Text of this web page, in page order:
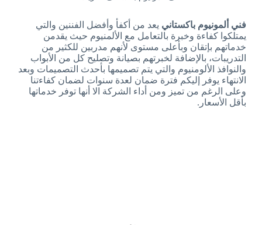
فني ألمونيوم باكستاني يعد من أكفأ وأفضل الفننين والتي
يمتلكوا كفاءة وخبرة بالتعامل مع الألمنيوم حيث يقدمن
خدماتهم بإتقان وبأعلى مستوى لأنهم مدربين للكثير من
التدريبات، بالإضافة لخبرتهم بصيانة وتصليح كل من الأبواب
والنوافذ الألومنيوم والتي يتم تصميمها بأحدث التصميمات وبعد
الانتهاء يوفر إليكم فترة ضمان لعدة سنوات لضمان كفاءتنا
وعلى الرغم من تميز ومن أداء الشركة الا أنها توفر خدماتها
بأقل الأسعار.